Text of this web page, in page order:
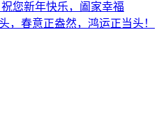
您新年快乐，阖家幸福
，春意正盎然，鸿运正当头！